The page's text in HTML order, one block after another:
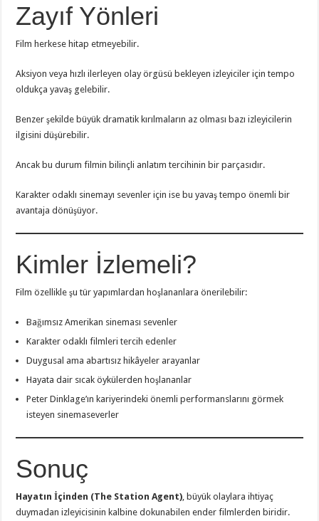
Zayıf Yönleri
Film herkese hitap etmeyebilir.
Aksiyon veya hızlı ilerleyen olay örgüsü bekleyen izleyiciler için tempo
oldukça yavaş gelebilir.
Benzer şekilde büyük dramatik kırılmaların az olması bazı izleyicilerin
ilgisini düşürebilir.
Ancak bu durum filmin bilinçli anlatım tercihinin bir parçasıdır.
Karakter odaklı sinemayı sevenler için ise bu yavaş tempo önemli bir
avantaja dönüşüyor.
Kimler İzlemeli?
Film özellikle şu tür yapımlardan hoşlananlara önerilebilir:
Bağımsız Amerikan sineması sevenler
Karakter odaklı filmleri tercih edenler
Duygusal ama abartısız hikâyeler arayanlar
Hayata dair sıcak öykülerden hoşlananlar
Peter Dinklage’ın kariyerindeki önemli performanslarını görmek
isteyen sinemaseverler
Sonuç
Hayatın İçinden (The Station Agent) , büyük olaylara ihtiyaç
duymadan izleyicisinin kalbine dokunabilen ender filmlerden biridir.